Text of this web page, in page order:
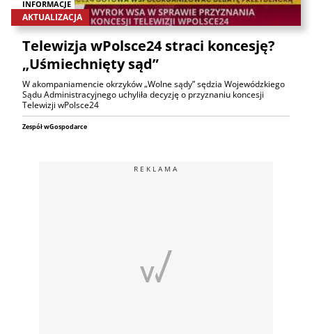
INFORMACJE
AKTUALIZACJA
Telewizja wPolsce24 straci koncesję?
„Uśmiechnięty sąd”
W akompaniamencie okrzyków „Wolne sądy” sędzia Wojewódzkiego
Sądu Administracyjnego uchyliła decyzję o przyznaniu koncesji
Telewizji wPolsce24
Zespół wGospodarce
REKLAMA